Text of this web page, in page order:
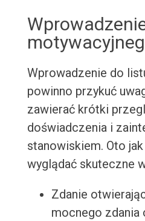
Wprowadzenie do
powinno przykuć
zawierać krótki
doświadczenia i
stanowiskiem. Oto
wyglądać skuteczne
Zdanie
mocnego zdania